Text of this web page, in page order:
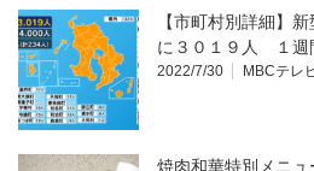
【市町村別詳細】
に３０１９人 １
2022/7/30 MBCテレ
焼肉和華特別メニュ